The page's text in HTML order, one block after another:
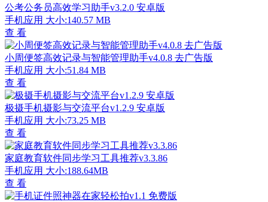
公考公务员高效学习助手v3.2.0 安卓版
手机应用 大小:140.57 MB
查 看
小周便签高效记录与智能管理助手v4.0.8 去广告版
手机应用 大小:51.84 MB
查 看
极摄手机摄影与交流平台v1.2.9 安卓版
手机应用 大小:73.25 MB
查 看
家庭教育软件同步学习工具推荐v3.3.86
手机应用 大小:188.64MB
查 看